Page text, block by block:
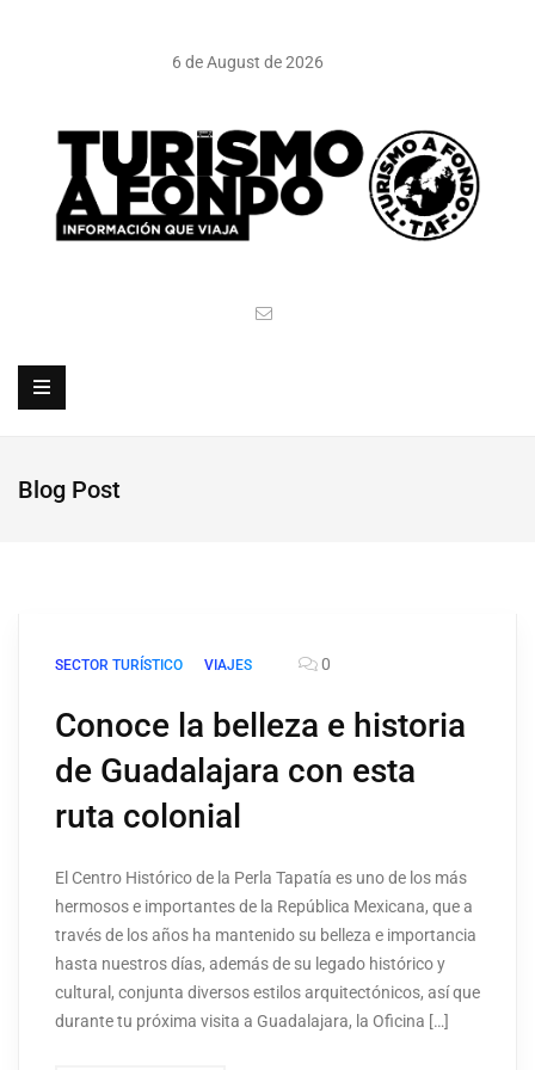
6 de August de 2026
Blog Post
SECTOR TURÍSTICO VIAJES 0
Conoce la belleza e historia
de Guadalajara con esta
ruta colonial
El Centro Histórico de la Perla Tapatía es uno de los más
hermosos e importantes de la República Mexicana, que a
través de los años ha mantenido su belleza e importancia
hasta nuestros días, además de su legado histórico y
cultural, conjunta diversos estilos arquitectónicos, así que
durante tu próxima visita a Guadalajara, la Oficina […]